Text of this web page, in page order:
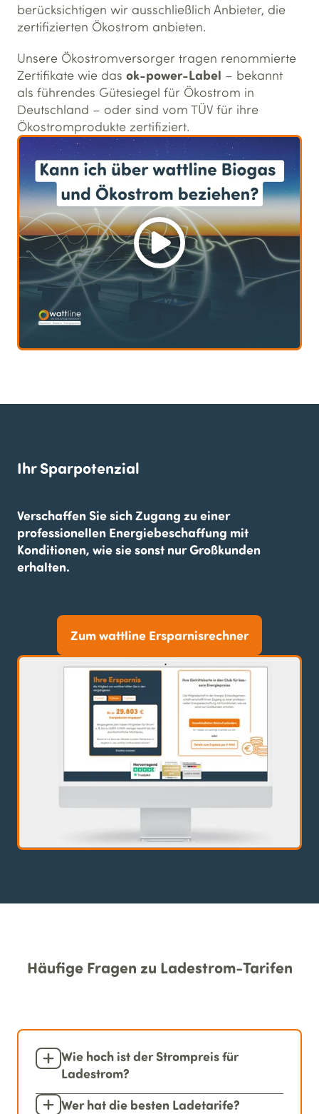
berücksichtigen wir ausschließlich Anbieter, die
zertifizierten Ökostrom anbieten.
Unsere Ökostromversorger tragen renommierte
Zertifikate wie das ok-power-Label – bekannt
als führendes Gütesiegel für Ökostrom in
Deutschland – oder sind vom TÜV für ihre
Ökostromprodukte zertifiziert.
Ihr Sparpotenzial
Verschaffen Sie sich Zugang zu einer
professionellen Energiebeschaffung mit
Konditionen, wie sie sonst nur Großkunden
erhalten.
Zum wattline Ersparnisrechner
Häufige Fragen zu Ladestrom-Tarifen
Wie hoch ist der Strompreis für
Ladestrom?
Wer hat die besten Ladetarife?